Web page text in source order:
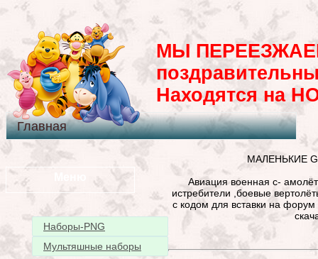
МЫ
Находятся на
Главная
Наборы-PNG
Мультяшные наборы
МАЛЕНЬКИЕ
Авиация военная с-
истребители ,боевые
с кодом для вставки на форум